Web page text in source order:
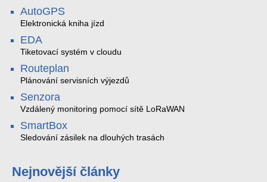
AutoGPS
Elektronická kniha jízd
EDA
Tiketovací systém v cloudu
Routeplan
Plánování servisních výjezdů
Senzora
Vzdálený monitoring pomocí sítě LoRaWAN
SmartBox
Sledování zásilek na dlouhých trasách
Nejnovější články